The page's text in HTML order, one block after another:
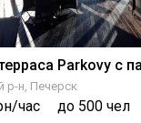
Parkovy с
р-н, Печерск
час до 500 чел